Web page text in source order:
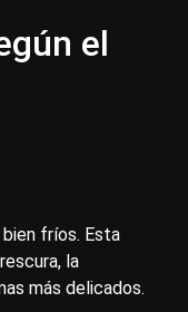
el
fríos. Esta
la
más delicados.